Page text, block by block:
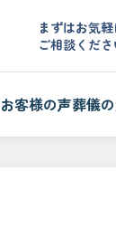
まずはお気
ご相談くだ
お客様の声葬儀